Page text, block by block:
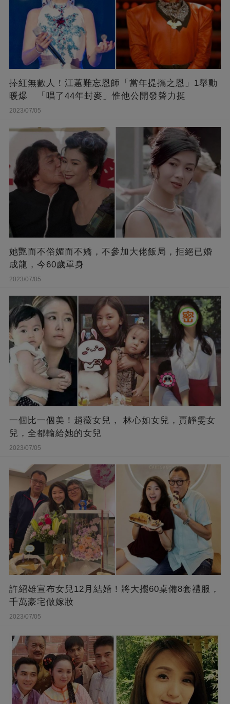
捧紅無數人！江蕙難忘恩師「當年提攜之恩」1舉動
暖爆 「唱了44年封麥」惟他公開發聲力挺
2023/07/05
她艷而不俗媚而不嬌，不參加大佬飯局，拒絕已婚
成龍，今60歲單身
2023/07/05
一個比一個美！趙薇女兒， 林心如女兒，賈靜雯女
兒，全都輸給她的女兒
2023/07/05
許紹雄宣布女兒12月結婚！將大擺60桌備8套禮服，
千萬豪宅做嫁妝
2023/07/05